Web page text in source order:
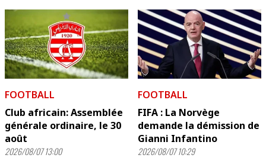
FOOTBALL
Club africain: Assemblée
générale ordinaire, le 30
août
2026/08/07 13:00
FOOTBALL
FIFA : La Norvège
demande la démission de
Gianni Infantino
2026/08/07 10:29